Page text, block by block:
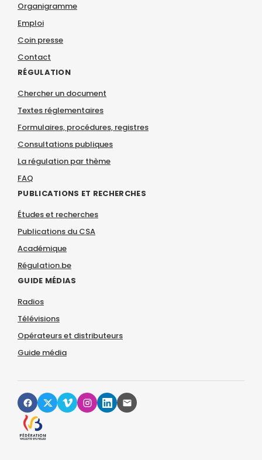
Organigramme
Emploi
Coin presse
Contact
RÉGULATION
Chercher un document
Textes réglementaires
Formulaires, procédures, registres
Consultations publiques
La régulation par thème
FAQ
PUBLICATIONS ET RECHERCHES
Études et recherches
Publications du CSA
Académique
Régulation.be
GUIDE MÉDIAS
Radios
Télévisions
Opérateurs et distributeurs
Guide média